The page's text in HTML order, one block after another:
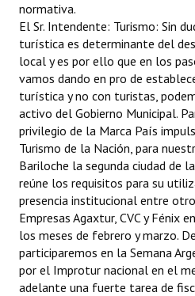
normativa.
El Sr. Intendente: Turismo: Sin
turística es determinante del
local y es por ello que en los
vamos dando en pro de
turística y no con turistas,
activo del Gobierno Municipal.
privilegio de la Marca País
Turismo de la Nación, para
Bariloche la segunda ciudad de
reúne los requisitos para su
presencia institucional entre
Empresas Agaxtur, CVC y Fénix
los meses de febrero y marzo.
participaremos en la Semana
por el Improtur nacional en el
adelante una fuerte tarea de